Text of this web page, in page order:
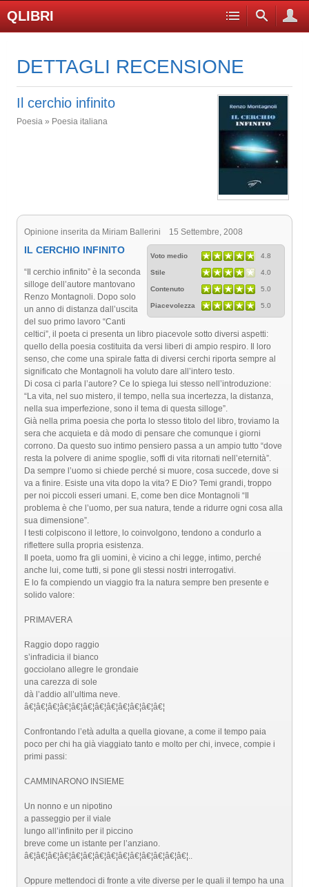
QLIBRI
DETTAGLI RECENSIONE
Il cerchio infinito
Poesia » Poesia italiana
Opinione inserita da Miriam Ballerini 15 Settembre, 2008
Voto medio 4.8
Stile 4.0
Contenuto 5.0
Piacevolezza 5.0
IL CERCHIO INFINITO
“Il cerchio infinito” è la seconda
silloge dell’autore mantovano
Renzo Montagnoli. Dopo solo
un anno di distanza dall’uscita
del suo primo lavoro “Canti
celtici”, il poeta ci presenta un libro piacevole sotto diversi aspetti:
quello della poesia costituita da versi liberi di ampio respiro. Il loro
senso, che come una spirale fatta di diversi cerchi riporta sempre al
significato che Montagnoli ha voluto dare all’intero testo.
Di cosa ci parla l’autore? Ce lo spiega lui stesso nell’introduzione:
“La vita, nel suo mistero, il tempo, nella sua incertezza, la distanza,
nella sua imperfezione, sono il tema di questa silloge”.
Già nella prima poesia che porta lo stesso titolo del libro, troviamo la
sera che acquieta e dà modo di pensare che comunque i giorni
corrono. Da questo suo intimo pensiero passa a un ampio tutto “dove
resta la polvere di anime spoglie, soffi di vita ritornati nell’eternità”.
Da sempre l’uomo si chiede perché si muore, cosa succede, dove si
va a finire. Esiste una vita dopo la vita? E Dio? Temi grandi, troppo
per noi piccoli esseri umani. E, come ben dice Montagnoli “Il
problema è che l’uomo, per sua natura, tende a ridurre ogni cosa alla
sua dimensione”.
I testi colpiscono il lettore, lo coinvolgono, tendono a condurlo a
riflettere sulla propria esistenza.
Il poeta, uomo fra gli uomini, è vicino a chi legge, intimo, perché
anche lui, come tutti, si pone gli stessi nostri interrogativi.
E lo fa compiendo un viaggio fra la natura sempre ben presente e
solido valore:
PRIMAVERA
Raggio dopo raggio
s’infradicia il bianco
gocciolano allegre le grondaie
una carezza di sole
dà l’addio all’ultima neve.
â€¦â€¦â€¦â€¦â€¦â€¦â€¦â€¦â€¦â€¦â€¦â€¦
Confrontando l’età adulta a quella giovane, a come il tempo paia
poco per chi ha già viaggiato tanto e molto per chi, invece, compie i
primi passi:
CAMMINARONO INSIEME
Un nonno e un nipotino
a passeggio per il viale
lungo all’infinito per il piccino
breve come un istante per l’anziano.
â€¦â€¦â€¦â€¦â€¦â€¦â€¦â€¦â€¦â€¦â€¦â€¦â€¦â€¦..
Oppure mettendoci di fronte a vite diverse per le quali il tempo ha una